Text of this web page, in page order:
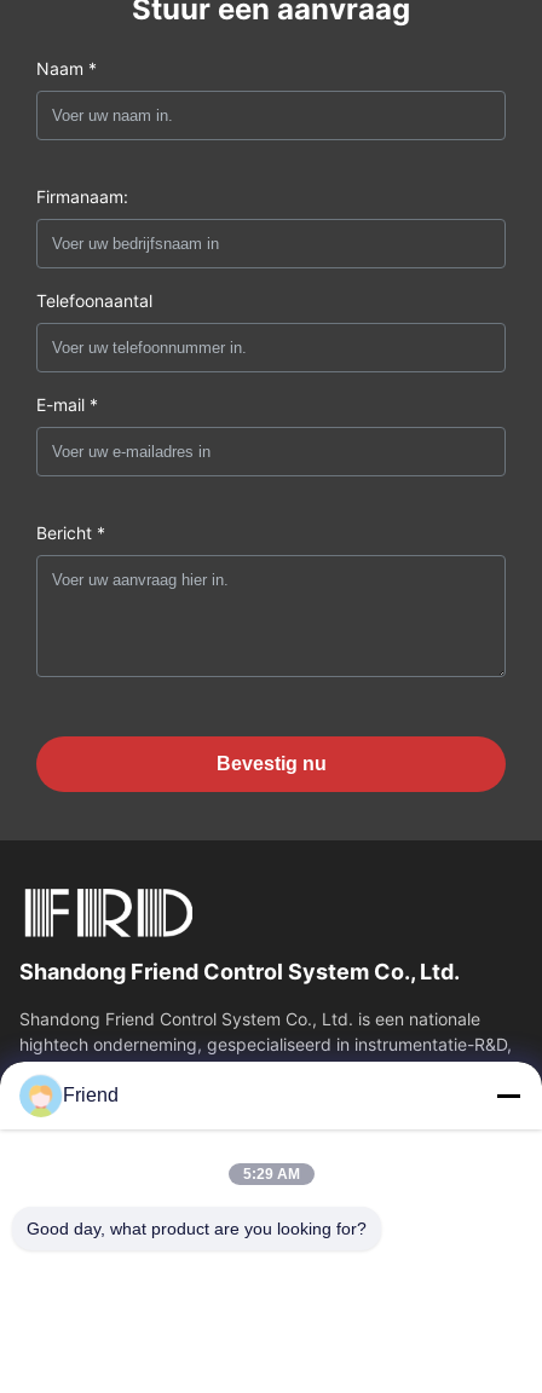
Stuur een aanvraag
Naam *
Firmanaam:
Telefoonaantal
E-mail *
Bericht *
Bevestig nu
Shandong Friend Control System Co., Ltd.
Shandong Friend Control System Co., Ltd. is een nationale
hightech onderneming, gespecialiseerd in instrumentatie-R&D,
productie en industriële...
Snelkoppelingen
Over Ons
Fabrieksreis
Kwaliteitscontrole
Friend
5:29 AM
Good day, what product are you looking for?